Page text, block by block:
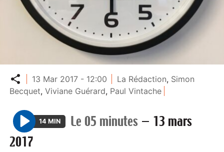
Partager
13 Mar 2017 - 12:00 La Rédaction, Simon
Becquet,Viviane Guérard, Paul Vintache
P
l
14 MIN Le 05 minutes — 13 mars
2017